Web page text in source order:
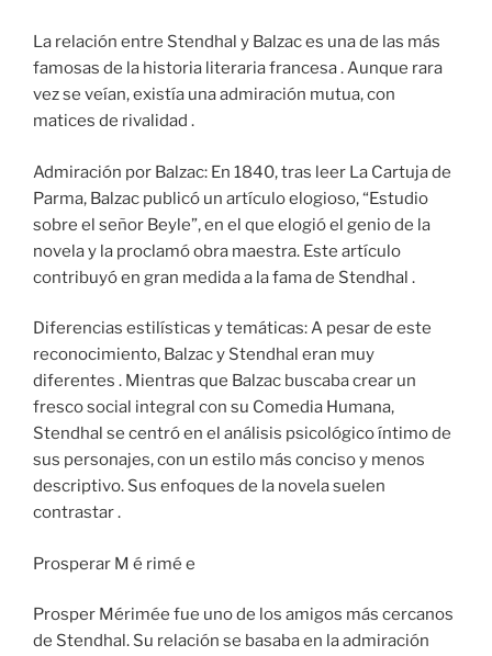
La relación entre Stendhal y Balzac es una de las más
famosas de la historia literaria francesa . Aunque rara
vez se veían, existía una admiración mutua, con
matices de rivalidad .
Admiración por Balzac: En 1840, tras leer La Cartuja de
Parma, Balzac publicó un artículo elogioso, “Estudio
sobre el señor Beyle”, en el que elogió el genio de la
novela y la proclamó obra maestra. Este artículo
contribuyó en gran medida a la fama de Stendhal .
Diferencias estilísticas y temáticas: A pesar de este
reconocimiento, Balzac y Stendhal eran muy
diferentes . Mientras que Balzac buscaba crear un
fresco social integral con su Comedia Humana,
Stendhal se centró en el análisis psicológico íntimo de
sus personajes, con un estilo más conciso y menos
descriptivo. Sus enfoques de la novela suelen
contrastar .
Prosperar M é rimé e
Prosper Mérimée fue uno de los amigos más cercanos
de Stendhal. Su relación se basaba en la admiración